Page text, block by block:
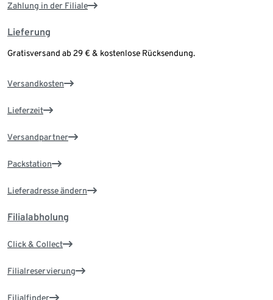
Zahlung in der Filiale
Lieferung
Gratisversand ab 29 € & kostenlose Rücksendung.
Versandkosten
Lieferzeit
Versandpartner
Packstation
Lieferadresse ändern
Filialabholung
Click & Collect
Filialreservierung
Filialfinder